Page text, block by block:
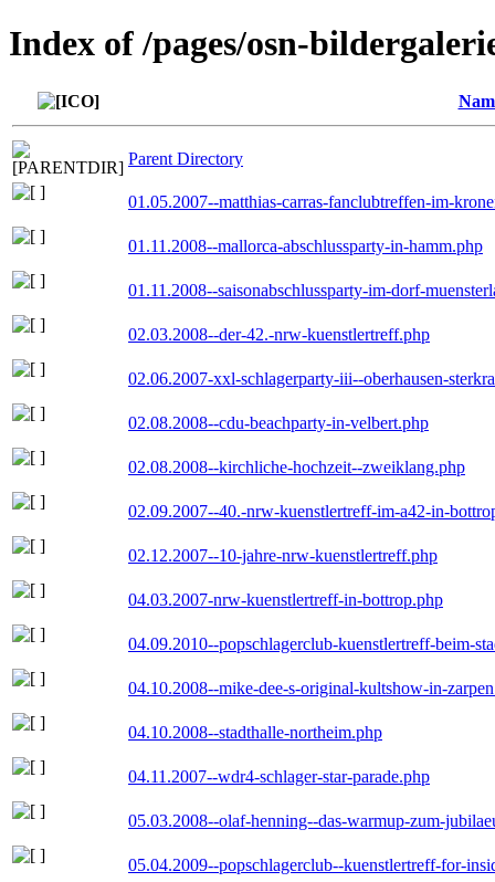
Index of /pages/osn-
Parent Directory
01.05.2007--matthias-carras-fanclubtreffen-im-
01.11.2008--mallorca-abschlussparty-in-hamm.php
01.11.2008--saisonabschlussparty-im-dorf-
02.03.2008--der-42.-nrw-kuenstlertreff.php
02.06.2007-xxl-schlagerparty-iii--oberhausen-
02.08.2008--cdu-beachparty-in-velbert.php
02.08.2008--kirchliche-hochzeit--zweiklang.php
02.09.2007--40.-nrw-kuenstlertreff-im-a42-in-
02.12.2007--10-jahre-nrw-kuenstlertreff.php
04.03.2007-nrw-kuenstlertreff-in-bottrop.php
04.09.2010--popschlagerclub-kuenstlertreff-beim-
04.10.2008--mike-dee-s-original-kultshow-in-
04.10.2008--stadthalle-northeim.php
04.11.2007--wdr4-schlager-star-parade.php
05.03.2008--olaf-henning--das-warmup-zum-
05.04.2009--popschlagerclub--kuenstlertreff-for-